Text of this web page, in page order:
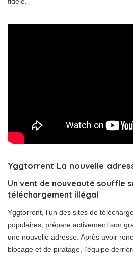
Yggtorrent La nouvelle
Un vent de nouveauté souffle
téléchargement illégal
Yggtorrent, l’un des sites de
populaires, prépare activement son
une nouvelle adresse. Après avoir
blocage et de piratage, l’équipe